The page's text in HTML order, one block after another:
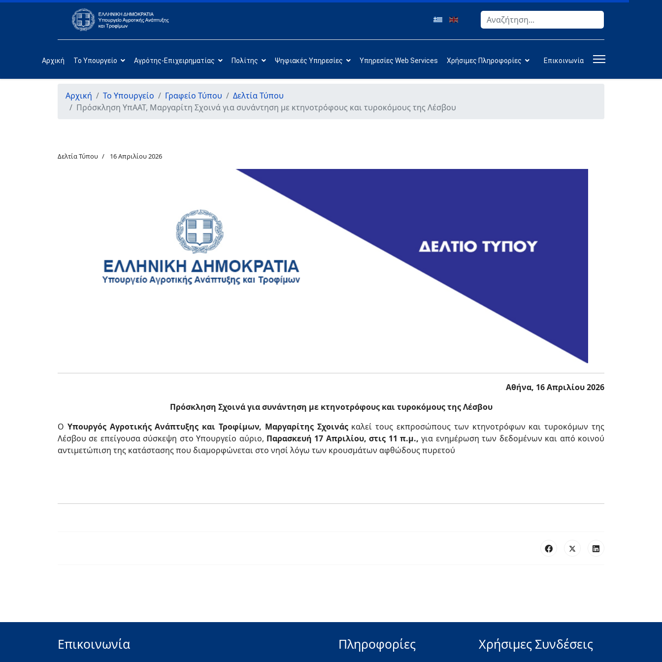
Αναζήτηση
Αρχική Το Υπουργείο Αγρότης-Επιχειρηματίας Πολίτης Ψηφιακές Υπηρεσίες Υπηρεσίες Web Services Χρήσιμες Πληροφορίες Επικοινωνία
Αρχική Το Υπουργείο Γραφείο Τύπου
Δελτία Τύπου
Πρόσκληση ΥπΑΑΤ, Μαργαρίτη Σχοινά για συνάντηση με κτηνοτρόφους και τυροκόμους της Λέσβου
Δελτία Τύπου 16 Απριλίου 2026
Αθήνα, 16 Απριλίου 2026
Πρόσκληση Σχοινά για συνάντηση με κτηνοτρόφους και τυροκόμους της Λέσβου
Ο Υπουργός Αγροτικής Ανάπτυξης και Τροφίμων, Μαργαρίτης Σχοινάςκαλεί τους εκπροσώπους των κτηνοτρόφων και τυροκόμων της
Λέσβου σε επείγουσα σύσκεψη στο Υπουργείο αύριο, Παρασκευή 17 Απριλίου, στις 11 π.μ., για ενημέρωση των δεδομένων και από κοινού
αντιμετώπιση της κατάστασης που διαμορφώνεται στο νησί λόγω των κρουσμάτων αφθώδους πυρετού
Επικοινωνία Πληροφορίες Χρήσιμες Συνδέσεις